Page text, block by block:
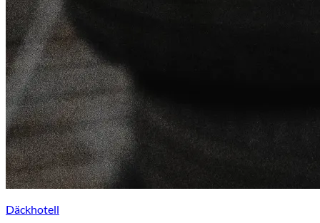
Däckhotell